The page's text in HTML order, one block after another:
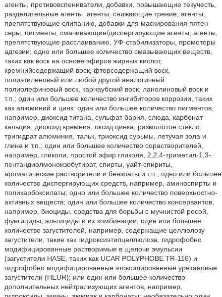
агенты, противовспениватели, добавки, повышающие текучесть,
разделительные агенты, агенты, снижающие трение, агенты,
препятствующие слипанию, добавки для маскирования пятен
серы, пигменты, смачивающие/диспергирующие агенты, агенты,
препятствующие расслаиванию, УФ-стабилизаторы, промоторы
адгезии; одно или большее количество смазывающих веществ,
таких как воск на основе эфиров жирных кислот,
кремнийсодержащий воск, фторсодержащий воск,
полиэтиленовый или любой другой аналогичный
полиолефиновый воск, карнаубский воск, ланолиновый воск и
т.п.; один или большее количество ингибиторов коррозии, таких
как алюминий и цинк: один или большее количество пигментов,
например, диоксид титана, сульфат бария, слюда, карбонат
кальция, диоксид кремния, оксид цинка, размолотое стекло,
тригидрат алюминия, тальк, триоксид сурьмы, летучая зола и
глина и т.п.; один или большее количество сорастворителей,
например, гликоли, простой эфир гликоля, 2,2,4-триметил-1,3-
пентандиолмоноизобутират, спирты, уайт-спириты,
ароматические растворители и бензоаты и т.п.; одно или большее
количество диспергирующих средств, например, аминоспирты и
поликарбоксилаты; одно или большее количество поверхностно-
активных веществ; один или большее количество консервантов,
например, биоциды, средства для борьбы с мучнистой росой,
фунгициды, альгициды и их комбинации; один или большее
количество загустителей, например, содержащие целлюлозу
загустители, такие как гидроксиэтилцеллюлоза, гидрофобно
модифицированные растворимые в щелочи эмульсии
(загустители HASE, таких как UCAR POLYPHOBE TR-116) и
гидрофобно модифицированные этоксилированные уретановые
загустители (HEUR); или один или большее количество
дополнительных нейтрализующих агентов, например,